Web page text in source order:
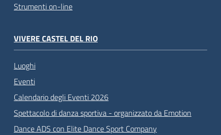
Strumenti on-line
VIVERE CASTEL DEL RIO
Luoghi
Eventi
Calendario degli Eventi 2026
Spettacolo di danza sportiva - organizzato da Emotion
Dance ADS con Elite Dance Sport Company